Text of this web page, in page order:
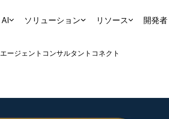
AI ソリューション リソース 開発者
エージェント コンサルタント コネクト